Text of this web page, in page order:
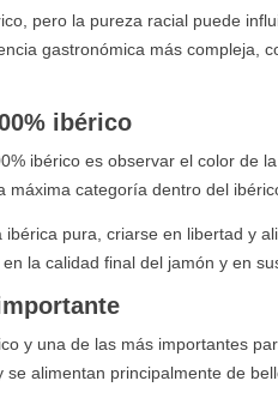
pero la pureza racial puede
gastronómica más compleja,
ibérico
ibérico es observar el color de
máxima categoría dentro del
pura, criarse en libertad y
la calidad final del jamón y en
y una de las más importantes
alimentan principalmente de